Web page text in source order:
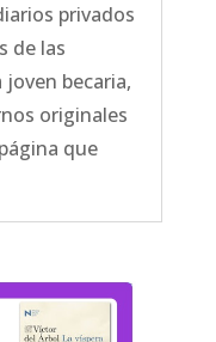
privados
de las
becaria,
originales
que